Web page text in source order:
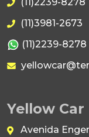
(11)3981-2673
(11)2239-8278
Yellow
Avenida